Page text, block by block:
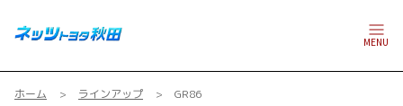
MENU
ホーム ラインアップ GR86